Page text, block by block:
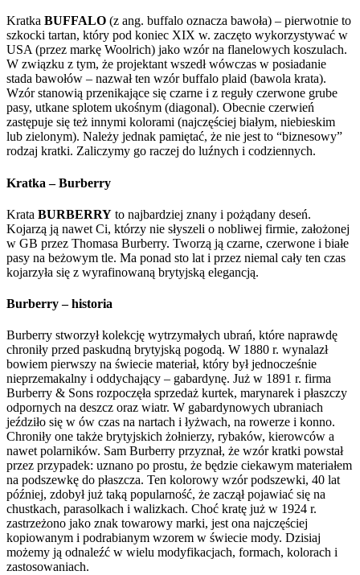
Kratka BUFFALO (z ang. buffalo oznacza bawoła) – pierwotnie to
szkocki tartan, który pod koniec XIX w. zaczęto wykorzystywać w
USA (przez markę Woolrich) jako wzór na flanelowych koszulach.
W związku z tym, że projektant wszedł wówczas w posiadanie
stada bawołów – nazwał ten wzór buffalo plaid (bawola krata).
Wzór stanowią przenikające się czarne i z reguły czerwone grube
pasy, utkane splotem ukośnym (diagonal). Obecnie czerwień
zastępuje się też innymi kolorami (najczęściej białym, niebieskim
lub zielonym). Należy jednak pamiętać, że nie jest to “biznesowy”
rodzaj kratki. Zaliczymy go raczej do luźnych i codziennych.
Kratka – Burberry
Krata BURBERRY to najbardziej znany i pożądany deseń.
Kojarzą ją nawet Ci, którzy nie słyszeli o nobliwej firmie, założonej
w GB przez Thomasa Burberry. Tworzą ją czarne, czerwone i białe
pasy na beżowym tle. Ma ponad sto lat i przez niemal cały ten czas
kojarzyła się z wyrafinowaną brytyjską elegancją.
Burberry – historia
Burberry stworzył kolekcję wytrzymałych ubrań, które naprawdę
chroniły przed paskudną brytyjską pogodą. W 1880 r. wynalazł
bowiem pierwszy na świecie materiał, który był jednocześnie
nieprzemakalny i oddychający – gabardynę. Już w 1891 r. firma
Burberry & Sons rozpoczęła sprzedaż kurtek, marynarek i płaszczy
odpornych na deszcz oraz wiatr. W gabardynowych ubraniach
jeździło się w ów czas na nartach i łyżwach, na rowerze i konno.
Chroniły one także brytyjskich żołnierzy, rybaków, kierowców a
nawet polarników. Sam Burberry przyznał, że wzór kratki powstał
przez przypadek: uznano po prostu, że będzie ciekawym materiałem
na podszewkę do płaszcza. Ten kolorowy wzór podszewki, 40 lat
później, zdobył już taką popularność, że zaczął pojawiać się na
chustkach, parasolkach i walizkach. Choć kratę już w 1924 r.
zastrzeżono jako znak towarowy marki, jest ona najczęściej
kopiowanym i podrabianym wzorem w świecie mody. Dzisiaj
możemy ją odnaleźć w wielu modyfikacjach, formach, kolorach i
zastosowaniach.